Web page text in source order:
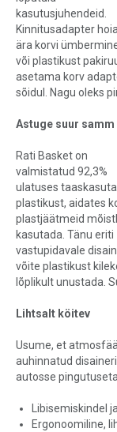
kasutusjuhendeid.
Kinnitusadapter
ära korvi
või plastikust
asetama korv
sõidul. Nagu oleks
Astuge suur
Rati Basket on
valmistatud 92,3%
ulatuses
plastikust, aidates
plastjäätmeid
kasutada. Tänu eriti
vastupidavale
võite plastikust
lõplikult unustada.
Lihtsalt köitev
Usume, et
auhinnatud
autosse
Libisemiskindel
Ergonoomiline,